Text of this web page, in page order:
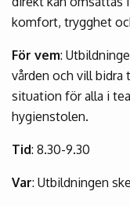
komfort, trygghet
För vem:
vården och vill bidra
situation för alla i
hygienstolen.
Tid: 8.30-9.30
Var: Utbildningen